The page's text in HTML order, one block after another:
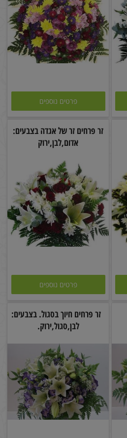
פרטים נוספים
זר פרחים זר של אגדה בצבעים:
אדום,לבן,ירוק
פרטים נוספים
זר פרחים חיוך בסגול. בצבעים:
לבן,סגול,ירוק.